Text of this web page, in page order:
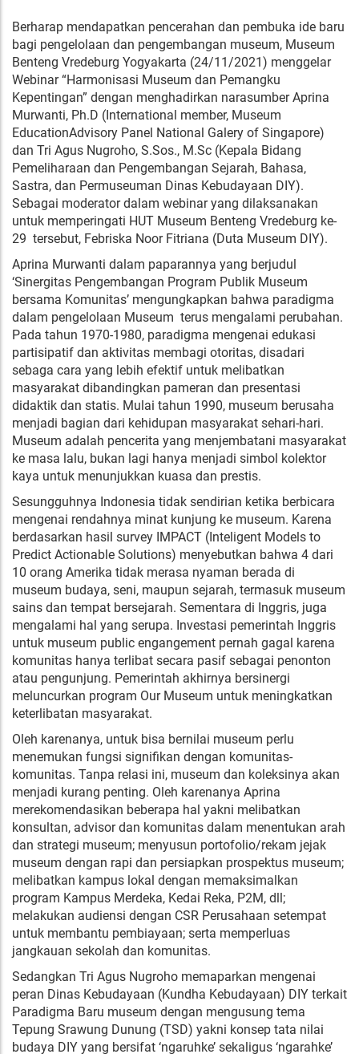
Berharap mendapatkan pencerahan dan pembuka ide baru
bagi pengelolaan dan pengembangan museum, Museum
Benteng Vredeburg Yogyakarta (24/11/2021) menggelar
Webinar “Harmonisasi Museum dan Pemangku
Kepentingan” dengan menghadirkan narasumber Aprina
Murwanti, Ph.D (International member, Museum
EducationAdvisory Panel National Galery of Singapore)
dan Tri Agus Nugroho, S.Sos., M.Sc (Kepala Bidang
Pemeliharaan dan Pengembangan Sejarah, Bahasa,
Sastra, dan Permuseuman Dinas Kebudayaan DIY).
Sebagai moderator dalam webinar yang dilaksanakan
untuk memperingati HUT Museum Benteng Vredeburg ke-
29 tersebut, Febriska Noor Fitriana (Duta Museum DIY).
Aprina Murwanti dalam paparannya yang berjudul
‘Sinergitas Pengembangan Program Publik Museum
bersama Komunitas’ mengungkapkan bahwa paradigma
dalam pengelolaan Museum terus mengalami perubahan.
Pada tahun 1970-1980, paradigma mengenai edukasi
partisipatif dan aktivitas membagi otoritas, disadari
sebaga cara yang lebih efektif untuk melibatkan
masyarakat dibandingkan pameran dan presentasi
didaktik dan statis. Mulai tahun 1990, museum berusaha
menjadi bagian dari kehidupan masyarakat sehari-hari.
Museum adalah pencerita yang menjembatani masyarakat
ke masa lalu, bukan lagi hanya menjadi simbol kolektor
kaya untuk menunjukkan kuasa dan prestis.
Sesungguhnya Indonesia tidak sendirian ketika berbicara
mengenai rendahnya minat kunjung ke museum. Karena
berdasarkan hasil survey IMPACT (Inteligent Models to
Predict Actionable Solutions) menyebutkan bahwa 4 dari
10 orang Amerika tidak merasa nyaman berada di
museum budaya, seni, maupun sejarah, termasuk museum
sains dan tempat bersejarah. Sementara di Inggris, juga
mengalami hal yang serupa. Investasi pemerintah Inggris
untuk museum public engangement pernah gagal karena
komunitas hanya terlibat secara pasif sebagai penonton
atau pengunjung. Pemerintah akhirnya bersinergi
meluncurkan program Our Museum untuk meningkatkan
keterlibatan masyarakat.
Oleh karenanya, untuk bisa bernilai museum perlu
menemukan fungsi signifikan dengan komunitas-
komunitas. Tanpa relasi ini, museum dan koleksinya akan
menjadi kurang penting. Oleh karenanya Aprina
merekomendasikan beberapa hal yakni melibatkan
konsultan, advisor dan komunitas dalam menentukan arah
dan strategi museum; menyusun portofolio/rekam jejak
museum dengan rapi dan persiapkan prospektus museum;
melibatkan kampus lokal dengan memaksimalkan
program Kampus Merdeka, Kedai Reka, P2M, dll;
melakukan audiensi dengan CSR Perusahaan setempat
untuk membantu pembiayaan; serta memperluas
jangkauan sekolah dan komunitas.
Sedangkan Tri Agus Nugroho memaparkan mengenai
peran Dinas Kebudayaan (Kundha Kebudayaan) DIY terkait
Paradigma Baru museum dengan mengusung tema
Tepung Srawung Dunung (TSD) yakni konsep tata nilai
budaya DIY yang bersifat ‘ngaruhke’ sekaligus ‘ngarahke’